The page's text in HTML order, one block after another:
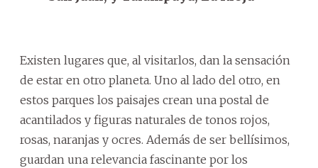
Existen lugares que, al visitarlos, dan la sensación
de estar en otro planeta. Uno al lado del otro, en
estos parques los paisajes crean una postal de
acantilados y figuras naturales de tonos rojos,
rosas, naranjas y ocres. Además de ser bellísimos,
guardan una relevancia fascinante por los